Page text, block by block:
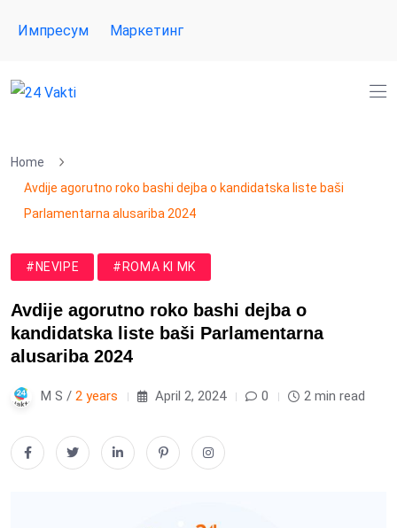
Импресум Маркетинг
Home
Avdije agorutno roko bashi dejba o kandidatska liste baši
Parlamentarna alusariba 2024
#NEVIPE #ROMA KI MK
Avdije agorutno roko bashi dejba o
kandidatska liste baši Parlamentarna
alusariba 2024
M S / 2 years April 2, 2024 0 2 min read